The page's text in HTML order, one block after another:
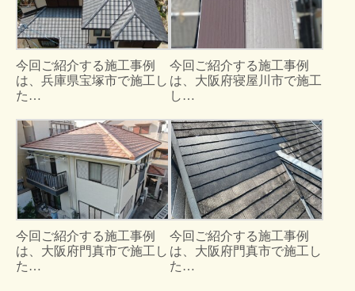
今回ご紹介する施工事例
は、兵庫県宝塚市で施工し
た…
今回ご紹介する施工事例
は、大阪府寝屋川市で施工
し…
今回ご紹介する施工事例
は、大阪府門真市で施工し
た…
今回ご紹介する施工事例
は、大阪府門真市で施工し
た…